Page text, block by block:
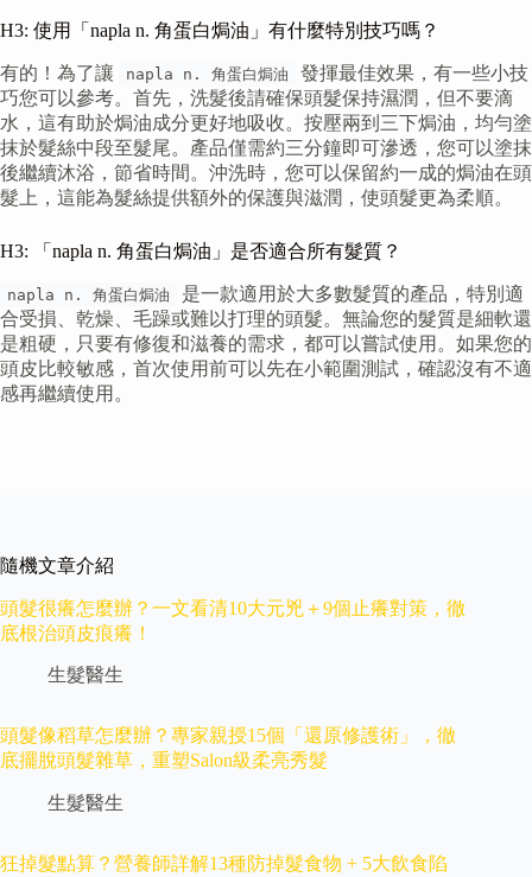
H3: 使用「napla n. 角蛋白焗油」有什麼特別技巧嗎？
有的！為了讓 napla n. 角蛋白焗油
發揮最佳效果，有一些小技
巧您可以參考。首先，洗髮後請確保頭髮保持濕潤，但不要滴
水，這有助於焗油成分更好地吸收。按壓兩到三下焗油，均勻塗
抹於髮絲中段至髮尾。產品僅需約三分鐘即可滲透，您可以塗抹
後繼續沐浴，節省時間。沖洗時，您可以保留約一成的焗油在頭
髮上，這能為髮絲提供額外的保護與滋潤，使頭髮更為柔順。
H3: 「napla n. 角蛋白焗油」是否適合所有髮質？
napla n. 角蛋白焗油
是一款適用於大多數髮質的產品，特別適
合受損、乾燥、毛躁或難以打理的頭髮。無論您的髮質是細軟還
是粗硬，只要有修復和滋養的需求，都可以嘗試使用。如果您的
頭皮比較敏感，首次使用前可以先在小範圍測試，確認沒有不適
感再繼續使用。
隨機文章介紹
頭髮很癢怎麼辦？一文看清10大元兇＋9個止癢對策，徹
底根治頭皮痕癢！
生髮醫生
頭髮像稻草怎麼辦？專家親授15個「還原修護術」，徹
底擺脫頭髮雜草，重塑Salon級柔亮秀髮
生髮醫生
狂掉髮點算？營養師詳解13種防掉髮食物 + 5大飲食陷